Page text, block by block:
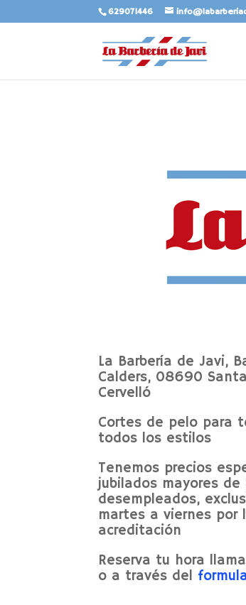
629071446
La Barbería de Javi,
Calders, 08690
Cervelló
Cortes de pelo para
todos los estilos
Tenemos precios
jubilados mayores
desempleados,
martes a viernes por
acreditación
Reserva tu hora
o a través del